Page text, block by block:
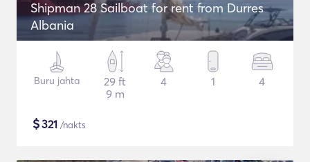
Shipman 28 Sailboat for rent from Durres
Albania
Buru jahta
29 ft
9 m
4 1 4
$321 /nakts